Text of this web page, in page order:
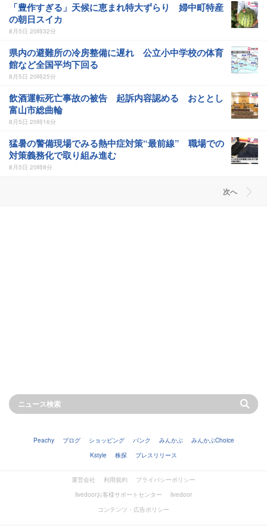
「豊作すぎる」天候に恵まれ特大ずらり 婦中町特産
の朝日スイカ
8月5日 20時32分
県内の避難所の冷房整備に遅れ 公立小中学校の体育
館など全国平均下回る
8月5日 20時25分
飲酒運転死亡事故の被告 起訴内容認める おととし
富山市総曲輪
8月5日 20時16分
猛暑の警備現場でみる熱中症対策“最前線” 職場での
対策義務化で取り組み進む
8月5日 20時8分
次へ
Peachy ブログ ショッピング バンク みんかぶ
みんかぶChoice
Kstyle
株探 プレスリリース
運営会社 利用規約
プライバシーポリシー
livedoorお客様サポートセンター
livedoor
コンテンツ・広告ポリシー